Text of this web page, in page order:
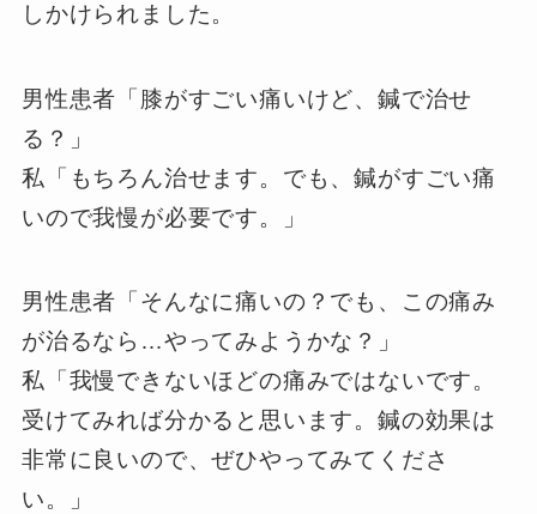
しかけられました。
男性患者「膝がすごい痛いけど、鍼で治せ
る？」
私「もちろん治せます。でも、鍼がすごい痛
いので我慢が必要です。」
男性患者「そんなに痛いの？でも、この痛み
が治るなら…やってみようかな？」
私「我慢できないほどの痛みではないです。
受けてみれば分かると思います。鍼の効果は
非常に良いので、ぜひやってみてくださ
い。」